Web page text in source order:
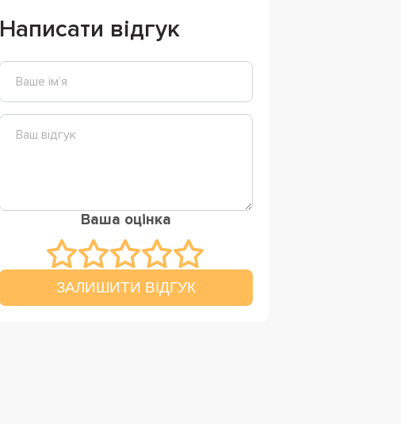
Написати відгук
Ваша оцінка
ЗАЛИШИТИ ВІДГУК